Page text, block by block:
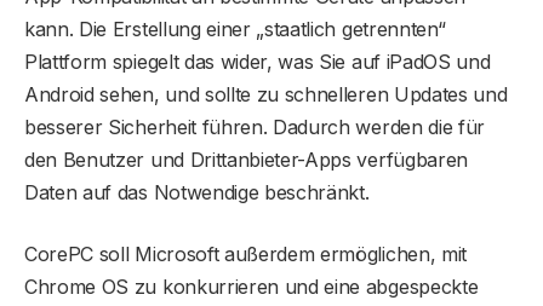
kann. Die Erstellung einer „staatlich getrennten“
Plattform spiegelt das wider, was Sie auf iPadOS und
Android sehen, und sollte zu schnelleren Updates und
besserer Sicherheit führen. Dadurch werden die für
den Benutzer und Drittanbieter-Apps verfügbaren
Daten auf das Notwendige beschränkt.
CorePC soll Microsoft außerdem ermöglichen, mit
Chrome OS zu konkurrieren und eine abgespeckte